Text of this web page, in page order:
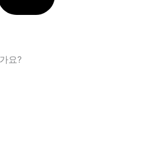
요?